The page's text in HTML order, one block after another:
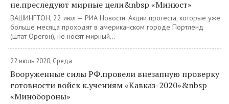
не.преследуют мирные цели&nbsp «Минюст»
ВАШИНГТОН, 22 июл — РИА Новости. Акции протеста, которые уже
больше месяца проходят в американском городе Портленд
(штат Орегон), не носят мирный...
22 июль 2020, Среда
Вооруженные силы РФ.провели внезапную проверку
готовности войск к.учениям «Кавказ-2020»&nbsp
«Минобороны»